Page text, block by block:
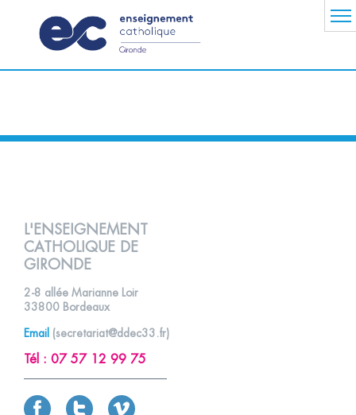
L'ENSEIGNEMENT
CATHOLIQUE DE
GIRONDE
2-8 allée Marianne Loir
33800 Bordeaux
Email (secretariat@ddec33.fr)
Tél : 07 57 12 99 75